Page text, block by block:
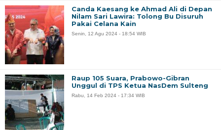
Canda Kaesang ke Ahmad Ali di Depan
Nilam Sari Lawira: Tolong Bu Disuruh
Pakai Celana Kain
Senin, 12 Agu 2024 - 18:54 WIB
Raup 105 Suara, Prabowo-Gibran
Unggul di TPS Ketua NasDem Sulteng
Rabu, 14 Feb 2024 - 17:34 WIB